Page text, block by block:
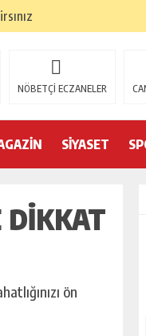
NÖBETÇİ ECZANELER
SİYASET
DIKKAT
ön